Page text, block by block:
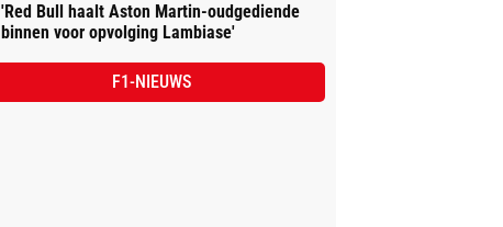
'Red Bull haalt Aston Martin-oudgediende
binnen voor opvolging Lambiase'
F1-NIEUWS